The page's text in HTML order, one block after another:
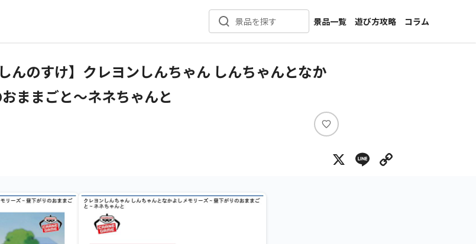
景品を探す
景品一覧
新着景品
カテゴリ一覧
遊び方攻略
コラム
インタビュー
んのすけ】クレヨンしんちゃん しんちゃんとなか
ままごと～ネネちゃんと
い
ね
X Line